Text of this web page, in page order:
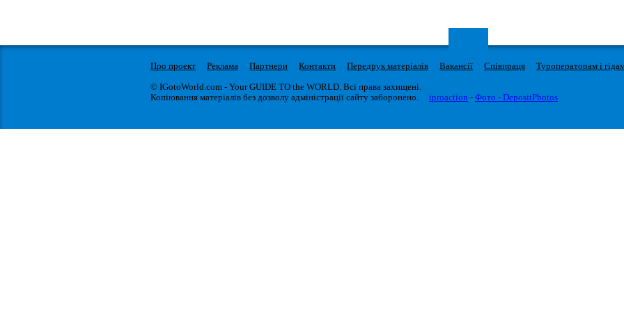
Про проект Реклама Партнери Контакти Передрук матеріалів Вакансії Співпраця Туроператорам і
© IGotoWorld.com - Your GUIDE TO the WORLD. Всі права захищені.
Копіювання матеріалів без дозволу адміністрації сайту заборонено.
iproaction - Фото - DepositPhotos